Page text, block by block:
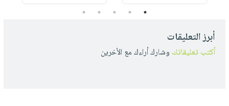
1
2
3
4
5
أبرز التعليقات
أكتب تعليقاتك وشارك أراءك مع الأخرين